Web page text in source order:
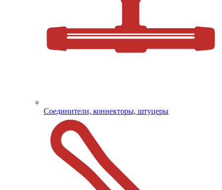
Соединители, коннекторы, штуцеры